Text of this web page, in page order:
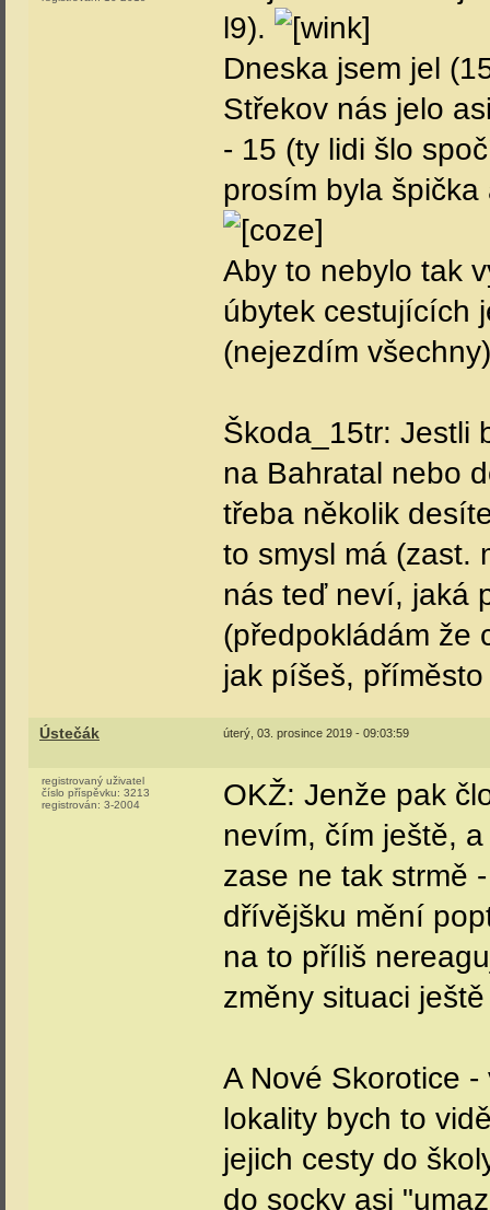
l9).
Dneska jsem jel
Střekov nás jelo
- 15 (ty lidi šlo
prosím byla
Aby to nebylo tak
úbytek cestujících
(nejezdím
Škoda_15tr: Jestli
na Bahratal nebo
třeba několik
to smysl má (zast.
nás teď neví, jaká
(předpokládám že
jak píšeš,
Ústečák úterý, 03. prosince 2019 - 09:03:59
registrovaný uživatel
číslo příspěvku: 3213
registrován: 3-2004
OKŽ: Jenže pak
nevím, čím ještě,
zase ne tak strmě
dřívějšku mění
na to příliš
změny situaci
A Nové Skorotice
lokality bych to
jejich cesty do
do socky asi